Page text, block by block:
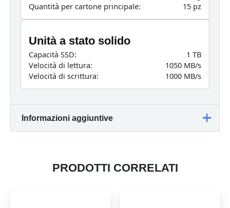
Quantità per cartone principale:
15 pz
Unità a stato solido
Capacità SSD:
1 TB
Velocità di lettura:
1050 MB/s
Velocità di scrittura:
1000 MB/s
Informazioni aggiuntive
Dimensioni
12 × 8 × 2,5 cm
PRODOTTI CORRELATI